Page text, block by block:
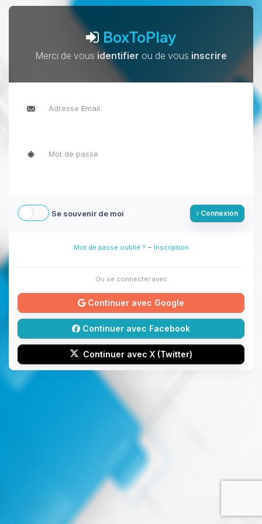
BoxToPlay
Merci de vous identifier ou de vous inscrire
Se souvenir de moi Connexion
Mot de passe oublié ? - Inscription
Ou se connecter avec
Continuer avec Google
Continuer avec Facebook
Continuer avec X (Twitter)